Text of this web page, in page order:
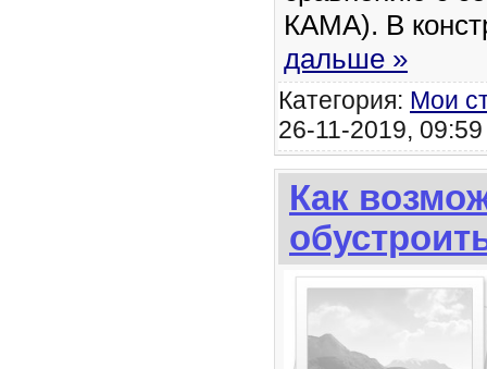
КАМА). В
дальше »
Категория: Мои
26-11-2019,
Как